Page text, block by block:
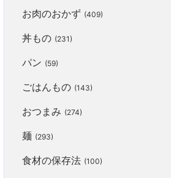
お肉のおかず (409)
丼もの (231)
パン (59)
ごはんもの (143)
おつまみ (274)
麺 (293)
食材の保存法 (100)